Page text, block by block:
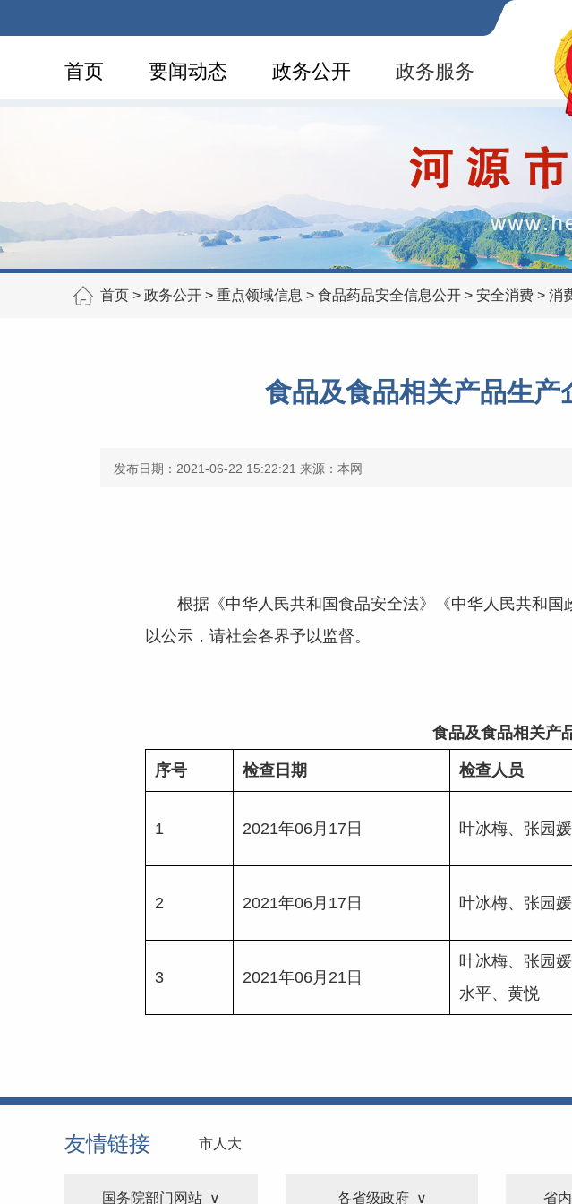
首页 要闻动态 政务公开 政务服务
首页 > 政务公开 > 重点领域信息 > 食品药品安全信息公开 > 安全消费 > 消
食品及食品相关产品生
发布日期：2021-06-22 15:22:21 来源：本网
根据《中华人民共和国食品安全法》《中华人民共和国
以公示，请社会各界予以监督。
食品及食品相关产
序号 检查日期 检查人员
1 2021年06月17日 叶冰梅、张园媛
2 2021年06月17日 叶冰梅、张园媛
3 2021年06月21日
叶冰梅、张园
水平、黄悦
友情链接 市人大
国务院部门网站 各省级政府 省